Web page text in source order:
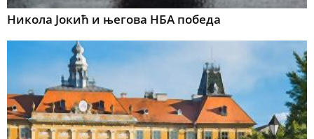
Никола Јокић и његова НБА победа